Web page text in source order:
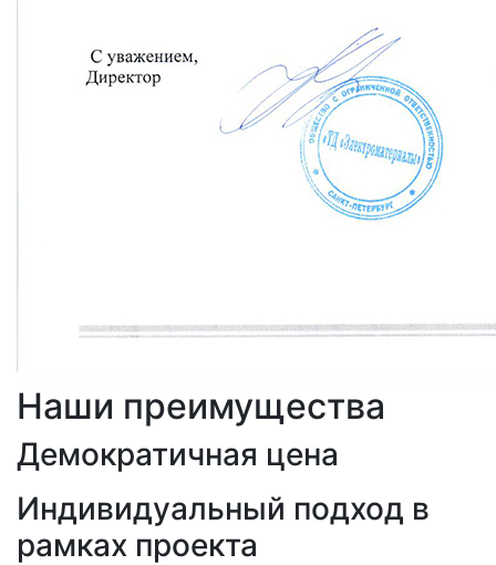
Наши преимущества
Демократичная цена
Индивидуальный подход в
рамках проекта